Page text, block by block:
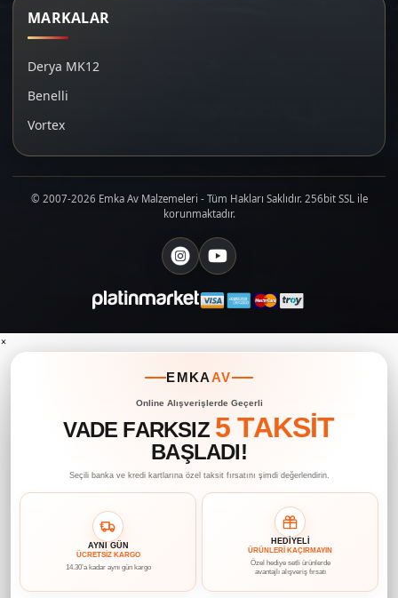
MARKALAR
Derya MK12
Benelli
Vortex
© 2007-2026 Emka Av Malzemeleri - Tüm Hakları Saklıdır. 256bit SSL ile
korunmaktadır.
×
EMKAAV
Online Alışverişlerde Geçerli
VADE FARKSIZ 5 TAKSİT
BAŞLADI!
Seçili banka ve kredi kartlarına özel taksit fırsatını şimdi değerlendirin.
AYNI GÜN
ÜCRETSİZ KARGO
14.30’a kadar aynı gün kargo
HEDİYELİ
ÜRÜNLERİ KAÇIRMAYIN
Özel hediye setli ürünlerde
avantajlı alışveriş fırsatı